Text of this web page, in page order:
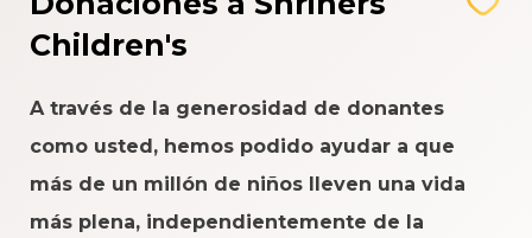
Children's
A través de la generosidad de donantes
como usted, hemos podido ayudar a que
más de un millón de niños lleven una vida
más plena, independientemente de la